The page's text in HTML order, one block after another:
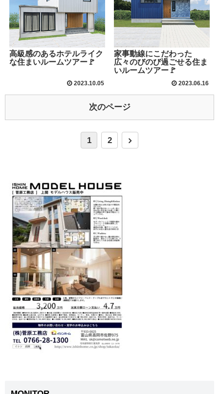
高級感のあるホテルライク
な住まいルームツアー🚩
2023.10.05
家事動線にこだわった
広々のびのび過ごせる住ま
いルームツアー🚩
2023.06.16
次のページ
1 2